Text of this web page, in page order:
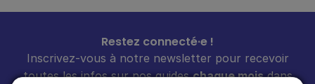
Restez connecté·e !
Inscrivez-vous à notre newsletter pour recevoir
toutes les infos sur nos guideschaque moisdans